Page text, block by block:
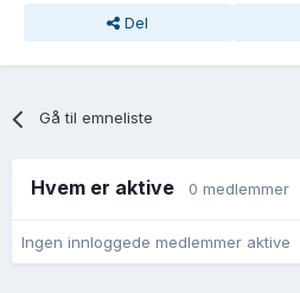
Del
Gå til emneliste
Hvem er aktive 0 medlemmer
Ingen innloggede medlemmer aktive